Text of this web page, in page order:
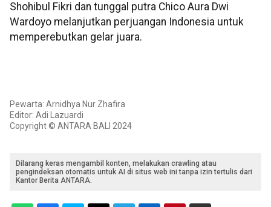
Shohibul Fikri dan tunggal putra Chico Aura Dwi
Wardoyo melanjutkan perjuangan Indonesia untuk
memperebutkan gelar juara.
Pewarta: Arnidhya Nur Zhafira
Editor: Adi Lazuardi
Copyright © ANTARA BALI 2024
Dilarang keras mengambil konten, melakukan crawling atau
pengindeksan otomatis untuk AI di situs web ini tanpa izin tertulis dari
Kantor Berita ANTARA.